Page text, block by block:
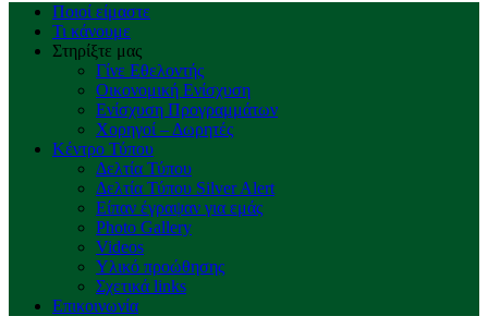
Ποιοί είμαστε
Τι κάνουμε
Στηρίξτε μας
Γίνε Εθελοντής
Οικονομική Ενίσχυση
Ενίσχυση Προγραμμάτων
Χορηγοί – Δωρητές
Κέντρο Τύπου
Δελτία Τύπου
Δελτία Τύπου Silver Alert
Είπαν έγραψαν για εμάς
Photo Gallery
Videos
Υλικό προώθησης
Σχετικά links
Επικοινωνία